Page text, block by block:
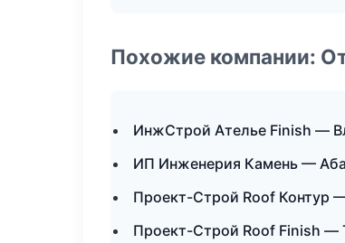
Похожие компании:
ИнжСтрой Ателье Finish —
ИП Инженерия Камень —
Проект-Строй Roof Контур
Проект-Строй Roof Finish —